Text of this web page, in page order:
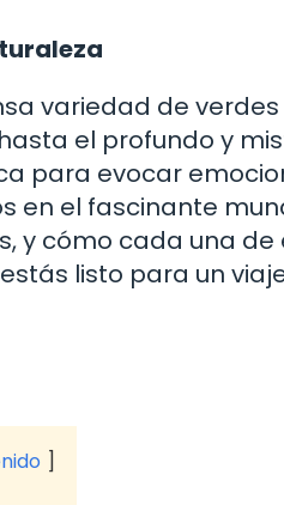
variedad de
el profundo y
para evocar
en el fascinante
y cómo cada una de
listo para un